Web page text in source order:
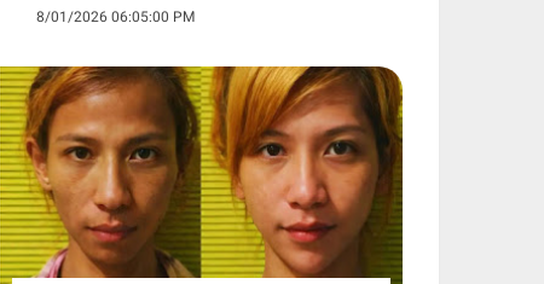
8/01/2026 06:05:00 PM